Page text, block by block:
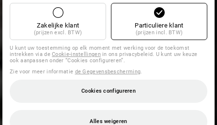
Zakelijke klant
(prijzen excl. BTW)
Particuliere klant
(prijzen incl. BTW)
U kunt uw toestemming op elk moment met werking voor de toekomst
intrekken via deCookie-instellingenin ons privacybeleid. U kunt uw keuze
ook aanpassen onder “Cookies configureren”.
Zie voor meer informatie de Gegevensbescherming.
Cookies configureren
Alles weigeren